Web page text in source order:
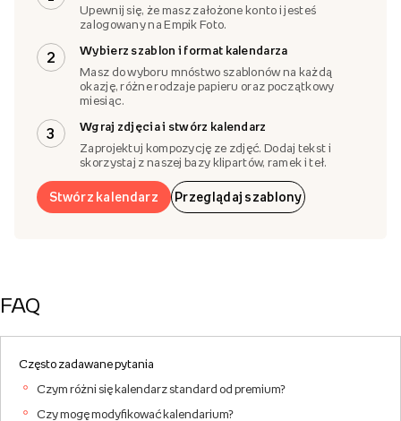
Upewnij się, że masz założone konto i jesteś
zalogowany na Empik Foto.
2
Wybierz szablon i format kalendarza
Masz do wyboru mnóstwo szablonów na każdą
okazję, różne rodzaje papieru oraz początkowy
miesiąc.
3
Wgraj zdjęcia i stwórz kalendarz
Zaprojektuj kompozycję ze zdjęć. Dodaj tekst i
skorzystaj z naszej bazy klipartów, ramek i teł.
Stwórz kalendarz Przeglądaj szablony
FAQ
Często zadawane pytania
Czym różni się kalendarz standard od premium?
Czy mogę modyfikować kalendarium?